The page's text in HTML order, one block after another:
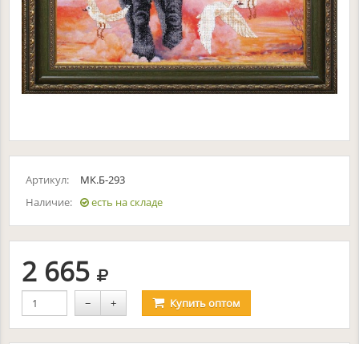
Артикул:
МК.Б-293
Наличие:
есть на складе
2 665 руб.
− + Купитьоптом